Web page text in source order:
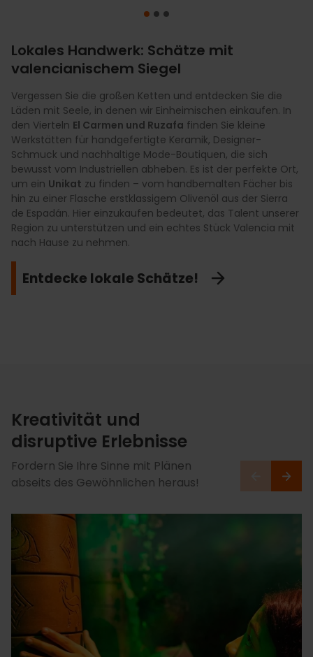
Lokales Handwerk: Schätze mit
valencianischem Siegel
Vergessen Sie die großen Ketten und entdecken Sie die
Läden mit Seele, in denen wir Einheimischen einkaufen. In
den Vierteln El Carmen und Ruzafa finden Sie kleine
Werkstätten für handgefertigte Keramik, Designer-
Schmuck und nachhaltige Mode-Boutiquen, die sich
bewusst vom Industriellen abheben. Es ist der perfekte Ort,
um ein Unikat zu finden – vom handbemalten Fächer bis
hin zu einer Flasche erstklassigem Olivenöl aus der Sierra
de Espadán. Hier einzukaufen bedeutet, das Talent unserer
Region zu unterstützen und ein echtes Stück Valencia mit
nach Hause zu nehmen.
Entdecke lokale Schätze!
Unsere Märkte sind viel mehr als nur schöne Gebäude; hier
füllen wir Valencianer jede Woche unseren Einkaufskorb.
Der Mercado Central ist unsere Kathedrale der frischen
Produkte der ideale Ort, um unter seiner beeindruckenden
Kuppel beste Wurstspezialitäten, sonnengereiftes Obst und
Gewürze in Hülle und Fülle zu kaufen. Wenn Sie eine
entspanntere Atmosphäre für einen Gourmet-Aperitif
suchen, ist der Mercado de Colón unser liebster Treffpunkt
in einem einzigartigen modernistischen Ambiente. Das
geschäftige Treiben auf diesen Märkten zu erleben
bedeutet, den wahren Geschmack unserer Heimat zu
Valencia hat für jeden Stil das passende Viertel, und wir
Einheimischen lieben es, sie zu kombinieren. Wer
Exklusivität und die renommiertesten Marken sucht,
bummelt über die Milla de Oro in der Calle Poeta Querol.
Für den Alltag und internationale Labels ist die Calle Colón
unsere erste Adresse. Doch wenn Sie sich in Gassen mit
Charakter verlieren möchten, um Vintage-Läden oder
Kunstgalerien zu entdecken, die es nirgendwo sonst gibt,
dann ist Ruzafa unser absoluter Favorit. Ziehen Sie
bequeme Schuhe an und genießen Sie Shopping mit
Identität!
Kreativität und
disruptive Erlebnisse
Fordern Sie Ihre Sinne mit Plänen
abseits des Gewöhnlichen heraus!